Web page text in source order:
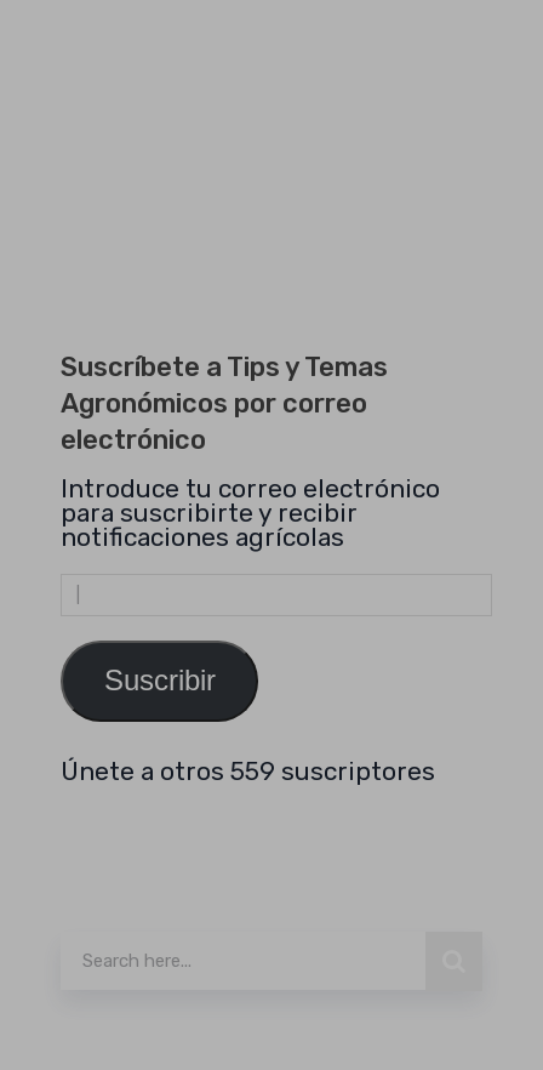
Suscríbete a Tips y Temas
Agronómicos por correo
electrónico
Introduce tu correo electrónico
para suscribirte y recibir
notificaciones agrícolas
Dirección
de
email
Suscribir
Únete a otros 559 suscriptores